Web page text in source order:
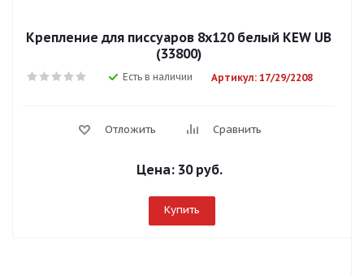
Крепление для писсуаров 8х120 белый KEW UB
(33800)
Есть в наличии Артикул: 17/29/2208
Отложить Сравнить
Цена: 30 руб.
Купить